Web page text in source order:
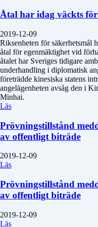
Åtal har idag väckts
2019-12-09
Riksenheten för säkerhetsmål
åtal för egenmäktighet vid
åtalet har Sveriges tidigare
underhandling i diplomatisk
företrädde kinesiska statens
angelägenheten avsåg den i
Minhai.
Läs
Prövningstillstånd
av offentligt biträde
2019-12-09
Läs
Prövningstillstånd
av offentligt biträde
2019-12-09
Läs